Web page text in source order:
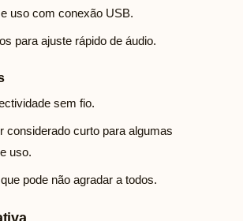
uso com conexão USB.
para ajuste rápido de áudio.
sem fio.
considerado curto para algumas
uso.
pode não agradar a todos.